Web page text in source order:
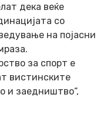
дека веќе
со
на појасни
за спорт е
вистинските
и заедништво“,